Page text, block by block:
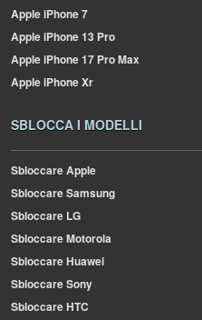
AppleiPhone 7
AppleiPhone 13 Pro
AppleiPhone 17 Pro Max
AppleiPhone Xr
SBLOCCA I MODELLI
Sbloccare Apple
Sbloccare Samsung
Sbloccare LG
Sbloccare Motorola
Sbloccare Huawei
Sbloccare Sony
Sbloccare HTC